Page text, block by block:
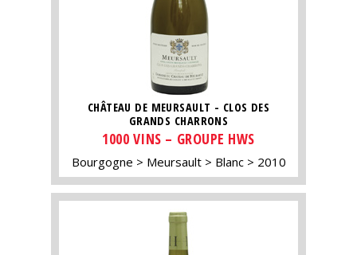
CHÂTEAU DE MEURSAULT - CLOS DES
GRANDS CHARRONS
1000 VINS – GROUPE HWS
Bourgogne Meursault Blanc 2010